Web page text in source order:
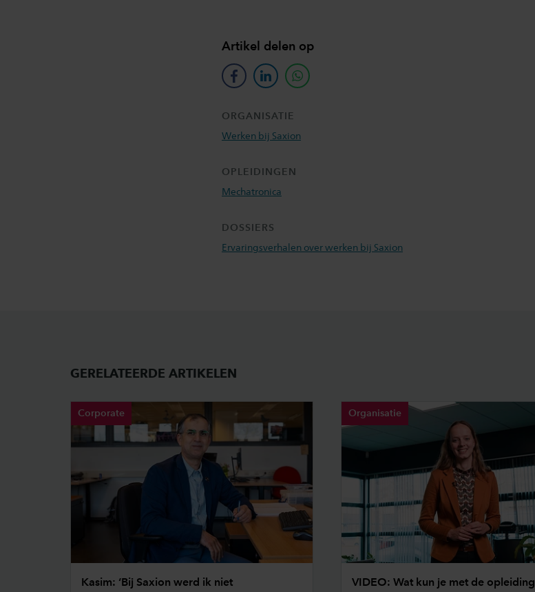
Artikel delen op
facebooklinkedinwhatsapp
ORGANISATIE
Werken bij Saxion
OPLEIDINGEN
Mechatronica
DOSSIERS
Ervaringsverhalen over werken bij Saxion
GERELATEERDE ARTIKELEN
Corporate
Kasim: ‘Bij Saxion werd ik niet
Organisatie
VIDEO: Wat kun je met de opleiding